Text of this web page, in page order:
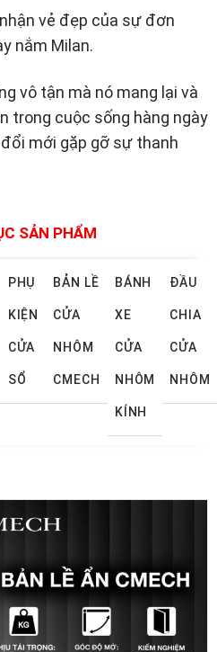
vẻ đẹp của sự đơn
nắm Milan.
vô tận mà nó mang lại và
trong cuộc sống hàng ngày
mới gặp gỡ sự thanh
SẢN PHẨM
PHỤ
KIỆN
CỬA
SỔ
BẢN LỀ
CỬA
NHÔM
CMECH
BÁNH
XE
CỬA
NHÔM
KÍNH
ĐẦU
CHIA
CỬA
NHÔM